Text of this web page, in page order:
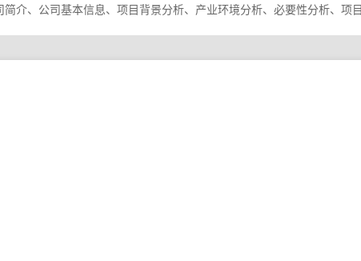
简介、公司基本信息、项目背景分析、产业环境分析、必要性分析、